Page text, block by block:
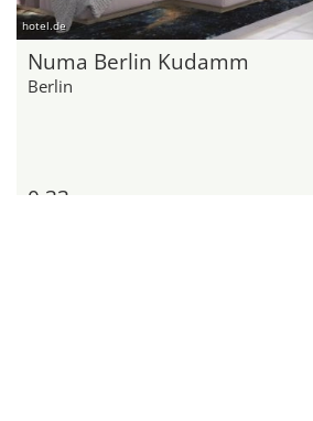
hotel.de
Numa Berlin Kudamm
Berlin
0,33